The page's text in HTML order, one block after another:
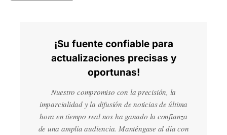
¡Su fuente confiable para
actualizaciones precisas y
oportunas!
Nuestro compromiso con la precisión, la
imparcialidad y la difusión de noticias de última
hora en tiempo real nos ha ganado la confianza
de una amplia audiencia. Manténgase al día con